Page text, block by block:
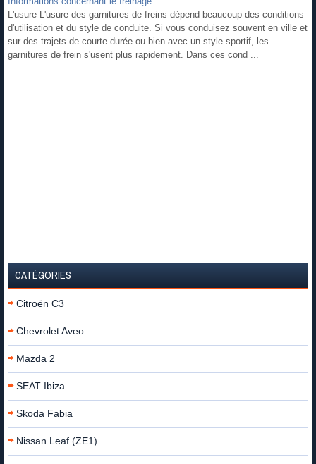
L'usure L'usure des garnitures de freins dépend beaucoup des conditions
d'utilisation et du style de conduite. Si vous conduisez souvent en ville et
sur des trajets de courte durée ou bien avec un style sportif, les
garnitures de frein s'usent plus rapidement. Dans ces cond ...
CATÉGORIES
Citroën C3
Chevrolet Aveo
Mazda 2
SEAT Ibiza
Skoda Fabia
Nissan Leaf (ZE1)